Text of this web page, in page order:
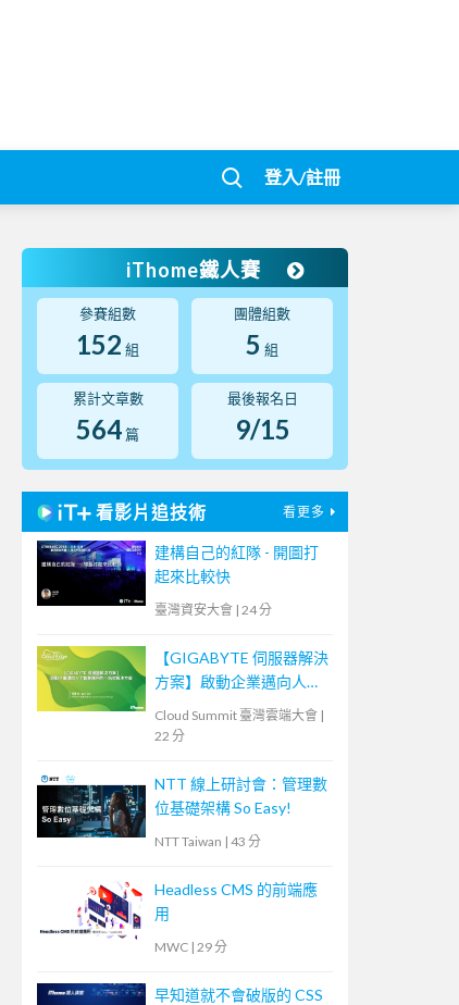
登入/註冊
iThome鐵人賽
參賽組數
152 組
團體組數
5 組
累計文章數
564 篇
最後報名日
9/15
看影片追技術 看更多
建構自己的紅隊 - 開圖打
起來比較快
臺灣資安大會 | 24 分
【GIGABYTE 伺服器解決
方案】啟動企業邁向人工
智慧應用的一站式解決方
案
Cloud Summit 臺灣雲端大會 |
22 分
NTT 線上研討會：管理數
位基礎架構 So Easy!
NTT Taiwan | 43 分
Headless CMS 的前端應
用
MWC | 29 分
早知道就不會破版的 CSS